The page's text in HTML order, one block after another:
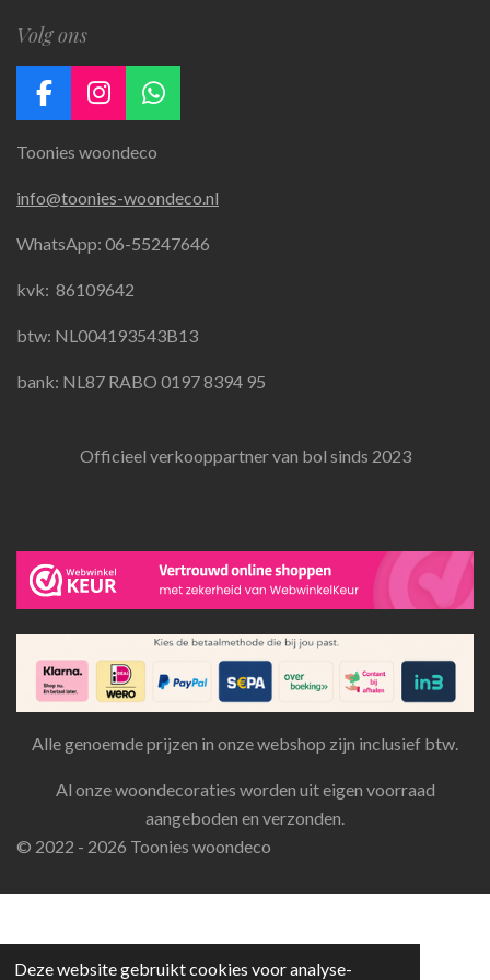
Deze website gebruikt cookies voor analyse-
Volg ons
F
c
b
o
k
I
s
a
g
a
W
a
s
A
Toonies woondeco
info@toonies-woondeco.nl
WhatsApp: 06-55247646
kvk: 86109642
btw: NL004193543B13
bank: NL87 RABO 0197 8394 95
Officieel verkooppartner van bol sinds 2023
Alle genoemde prijzen in onze webshop zijn inclusief btw.
Al onze woondecoraties worden uit eigen voorraad
aangeboden en verzonden.
© 2022 - 2026 Toonies woondeco